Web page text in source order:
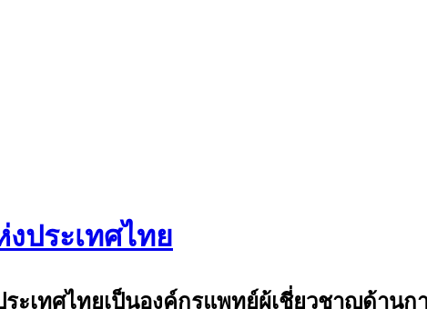
ประเทศไทย
ะเทศไทยเป็นองค์กรแพทย์ผู้เชี่ยวชาญด้าน